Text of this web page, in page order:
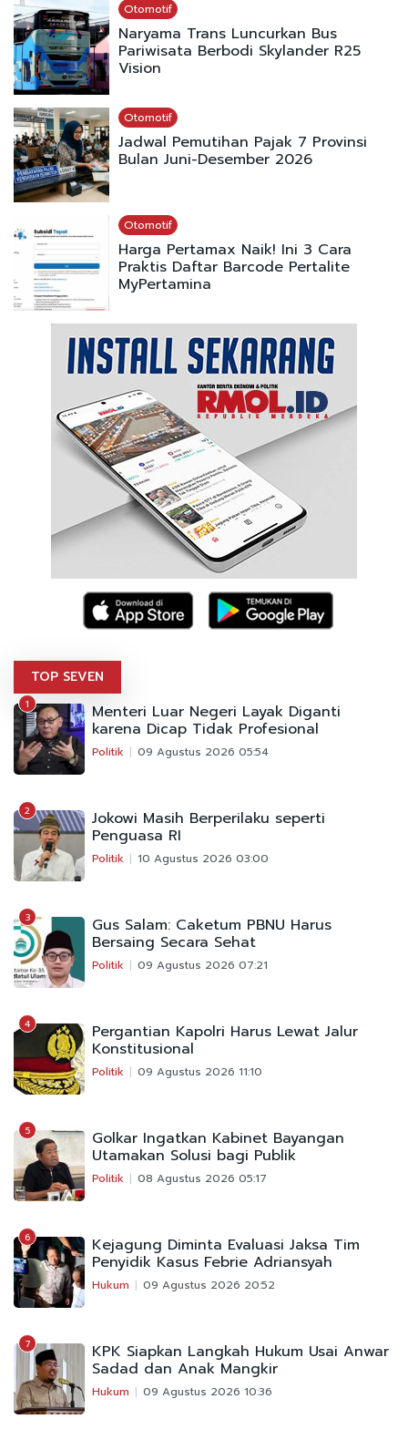
Otomotif
Naryama Trans Luncurkan Bus
Pariwisata Berbodi Skylander R25
Vision
Otomotif
Jadwal Pemutihan Pajak 7 Provinsi
Bulan Juni-Desember 2026
Otomotif
Harga Pertamax Naik! Ini 3 Cara
Praktis Daftar Barcode Pertalite
MyPertamina
TOP SEVEN
1 Menteri Luar Negeri Layak Diganti
karena Dicap Tidak Profesional
Politik 09 Agustus 2026 05:54
2 Jokowi Masih Berperilaku seperti
Penguasa RI
Politik 10 Agustus 2026 03:00
3 Gus Salam: Caketum PBNU Harus
Bersaing Secara Sehat
Politik 09 Agustus 2026 07:21
4 Pergantian Kapolri Harus Lewat Jalur
Konstitusional
Politik 09 Agustus 2026 11:10
5 Golkar Ingatkan Kabinet Bayangan
Utamakan Solusi bagi Publik
Politik 08 Agustus 2026 05:17
6 Kejagung Diminta Evaluasi Jaksa Tim
Penyidik Kasus Febrie Adriansyah
Hukum 09 Agustus 2026 20:52
7 KPK Siapkan Langkah Hukum Usai Anwar
Sadad dan Anak Mangkir
Hukum 09 Agustus 2026 10:36